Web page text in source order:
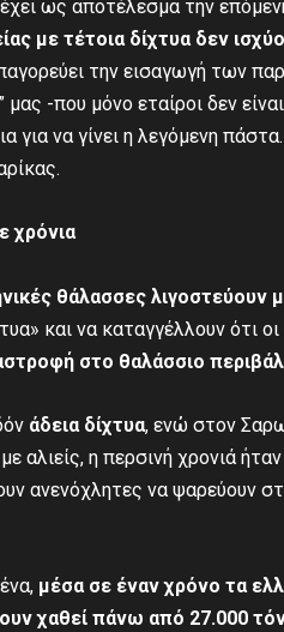
ως αποτέλεσμα την
με τέτοια δίχτυα δεν
την εισαγωγή των
μας -που μόνο εταίροι δεν
για να γίνει η λεγόμενη πάστα.
χρόνια
θάλασσες λιγοστεύουν
και να καταγγέλλουν ότι
στο θαλάσσιο
άδεια δίχτυα, ενώ στον
αλιείς, η περσινή χρονιά
ανενόχλητες να ψαρεύουν
μέσα σε έναν χρόνο τα
χαθεί πάνω από 27.000